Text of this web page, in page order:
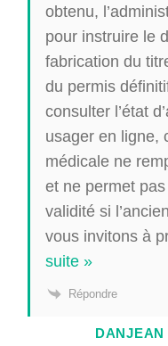
obtenu,
pour instruire le
fabrication du
du permis
consulter l’état
usager en ligne,
médicale ne
et ne permet
validité si
vous invitons à
suite »
Répondre
DANJEAN